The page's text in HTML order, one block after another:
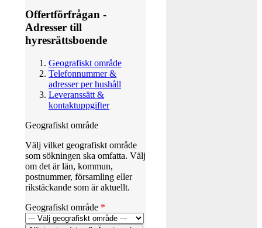
Offertförfrågan -
Adresser till
hyresrättsboende
Geografiskt område
Telefonnummer &
adresser per hushåll
Leveranssätt &
kontaktuppgifter
Geografiskt område
Välj vilket geografiskt område
som sökningen ska omfatta. Välj
om det är län, kommun,
postnummer, församling eller
rikstäckande som är aktuellt.
Geografiskt område *